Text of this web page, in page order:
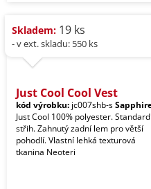
Skladem: 19 ks
- v ext. skladu: 550 ks
Just Cool Cool Vest
kód výrobku: jc007shb-s
Just Cool 100% polyester.
střih. Zahnutý zadní lem pro větší
pohodlí. Vlastní lehká texturová
tkanina Neoteri